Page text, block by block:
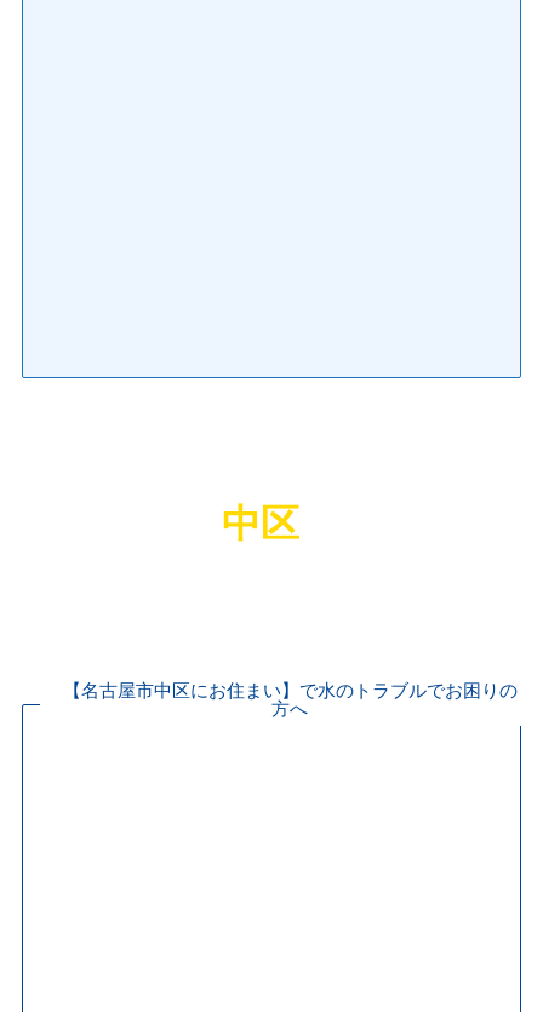
中区
【名古屋市中区にお住まい】で水のトラブルでお困りの
方へ